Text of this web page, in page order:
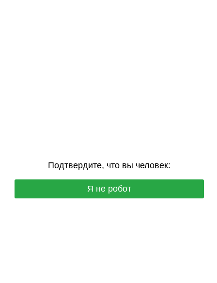
Подтвердите, что вы человек:
Я не робот